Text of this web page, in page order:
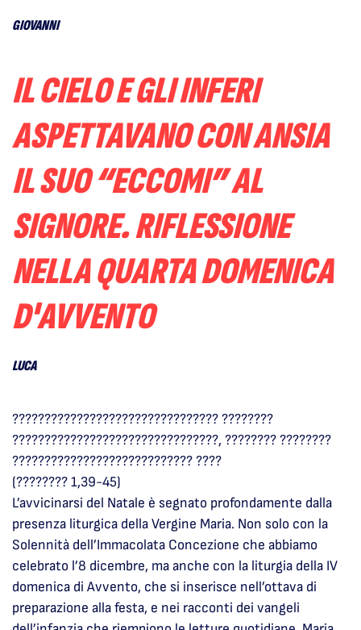
GIOVANNI
IL CIELO E GLI INFERI
ASPETTAVANO CON ANSIA
IL SUO “ECCOMI” AL
SIGNORE. RIFLESSIONE
NELLA QUARTA DOMENICA
D'AVVENTO
LUCA
???????????????????????????????? ????????
????????????????????????????????, ???????? ????????
???????????????????????????? ????
(???????? 1,39-45)
L’avvicinarsi del Natale è segnato profondamente dalla
presenza liturgica della Vergine Maria. Non solo con la
Solennità dell’Immacolata Concezione che abbiamo
celebrato l’8 dicembre, ma anche con la liturgia della IV
domenica di Avvento, che si inserisce nell’ottava di
preparazione alla festa, e nei racconti dei vangeli